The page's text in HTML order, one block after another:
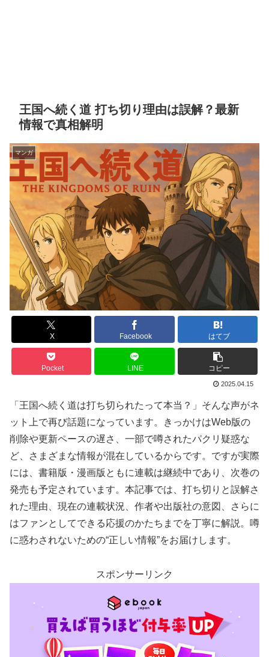
王国へ続く道 打ち切り理由は誤解？最新
情報で真相解明
マンガ
X Facebook はてブ
Pocket LINE コピー
2025.04.15
「王国へ続く道は打ち切られたって本当？」そんな声がネ
ット上で再び話題になっています。きっかけはWeb版の
削除や更新ペースの遅さ、一部で噂されたパクリ疑惑な
ど、さまざまな情報が混在しているからです。ですが実際
には、書籍版・漫画版ともに連載は継続中であり、次巻の
発売も予定されています。本記事では、打ち切りと誤解さ
れた理由、現在の連載状況、作者や出版社の意図、さらに
はファンとしてできる応援のかたちまでを丁寧に解説。噂
に惑わされないための“正しい情報”をお届けします。
スポンサーリンク